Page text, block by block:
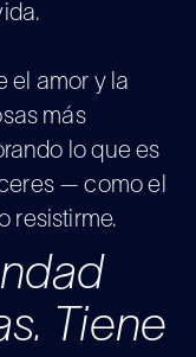
el amor y la
más
lo que es
— como el
resistirme.
Tiene